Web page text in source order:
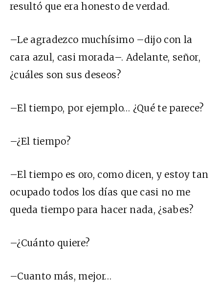
resultó que era honesto de verdad.
–Le agradezco muchísimo –dijo con la
cara azul, casi morada–. Adelante, señor,
¿cuáles son sus deseos?
–El tiempo, por ejemplo… ¿Qué te parece?
–¿El tiempo?
–El tiempo es oro, como dicen, y estoy tan
ocupado todos los días que casi no me
queda tiempo para hacer nada, ¿sabes?
–¿Cuánto quiere?
–Cuanto más, mejor…